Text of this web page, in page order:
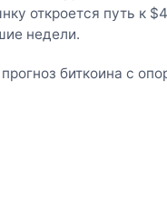
откроется путь к
недели.
биткоина с